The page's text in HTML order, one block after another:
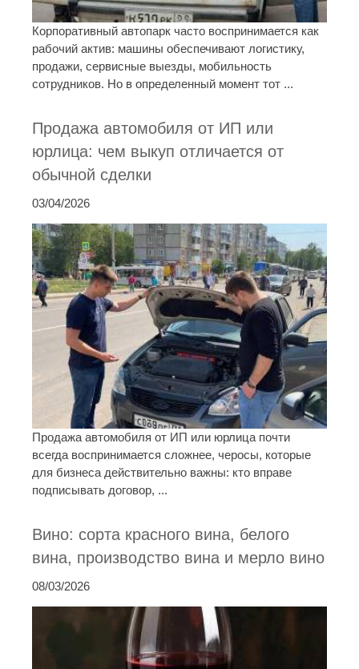
Корпоративный автопарк часто воспринимается как
рабочий актив: машины обеспечивают логистику,
продажи, сервисные выезды, мобильность
сотрудников. Но в определенный момент тот ...
Продажа автомобиля от ИП или
юрлица: чем выкуп отличается от
обычной сделки
03/04/2026
Продажа автомобиля от ИП или юрлица почти
всегда воспринимается сложнее, черосы, которые
для бизнеса действительно важны: кто вправе
подписывать договор, ...
Вино: сорта красного вина, белого
вина, производство вина и мерло вино
08/03/2026